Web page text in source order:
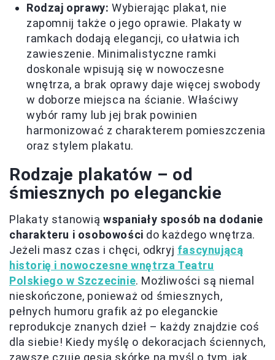
Rodzaj oprawy: Wybierając plakat, nie
zapomnij także o jego oprawie. Plakaty w
ramkach dodają elegancji, co ułatwia ich
zawieszenie. Minimalistyczne ramki
doskonale wpisują się w nowoczesne
wnętrza, a brak oprawy daje więcej swobody
w doborze miejsca na ścianie. Właściwy
wybór ramy lub jej brak powinien
harmonizować z charakterem pomieszczenia
oraz stylem plakatu.
Rodzaje plakatów – od
śmiesznych po eleganckie
Plakaty stanowiąwspaniały sposób na dodanie
charakteru i osobowości do każdego wnętrza.
Jeżeli masz czas i chęci, odkryj fascynującą
historię i nowoczesne wnętrza Teatru
Polskiego w Szczecinie. Możliwości są niemal
nieskończone, ponieważ od śmiesznych,
pełnych humoru grafik aż po eleganckie
reprodukcje znanych dzieł – każdy znajdzie coś
dla siebie! Kiedy myślę o dekoracjach ściennych,
zawsze czuję gęsią skórkę na myśl o tym, jak